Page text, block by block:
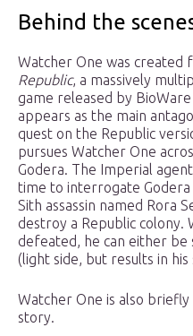
Behind the
Watcher One was created
Republic, a massively
game released by
appears as the main
quest on the Republic
pursues Watcher One
Godera. The Imperial
time to interrogate
Sith assassin named Rora
destroy a Republic colony.
defeated, he can either be
(light side, but results in
Watcher One is also
story.